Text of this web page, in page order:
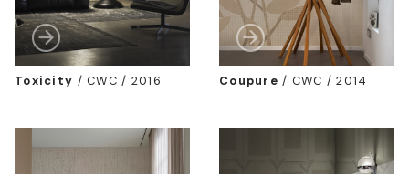
Toxicity /CWC / 2016 Coupure / CWC / 2014